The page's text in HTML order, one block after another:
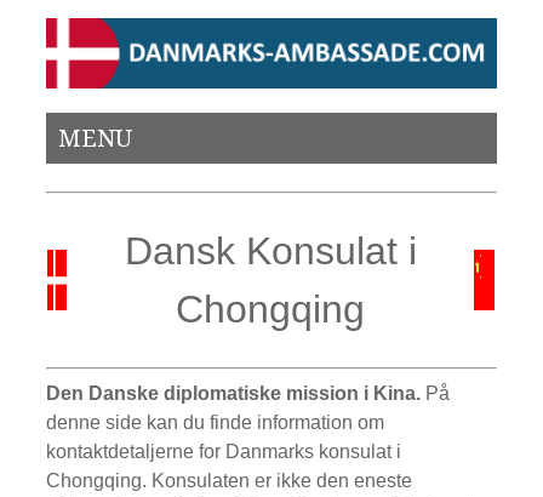
MENU
Dansk Konsulat i
Chongqing
Den Danske diplomatiske mission i Kina. På
denne side kan du finde information om
kontaktdetaljerne for Danmarks konsulat i
Chongqing. Konsulaten er ikke den eneste